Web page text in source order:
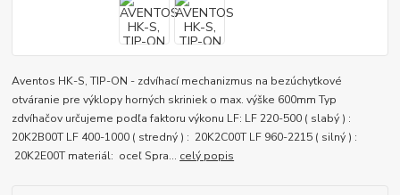
Aventos HK-S, TIP-ON - zdvíhací mechanizmus na bezúchytkové
otváranie pre výklopy horných skriniek o max. výške 600mm Typ
zdvíhačov určujeme podľa faktoru výkonu LF: LF 220-500 ( slabý ) :
20K2B00T LF 400-1000 ( stredný ) : 20K2C00T LF 960-2215 ( silný ) :
20K2E00T materiál: oceľ Spra... celý popis